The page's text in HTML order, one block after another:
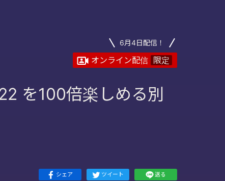
6月4日配信！
オンライン配信 限定
を100倍楽しめる別
シェア ツイート 送る